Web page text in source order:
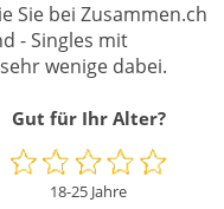
Sie bei Zusammen.ch
- Singles mit
wenige dabei.
Gut für Ihr Alter?
18-25 Jahre